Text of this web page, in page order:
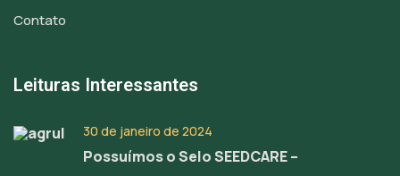
Contato
Leituras Interessantes
30 de janeiro de 2024
Possuímos o Selo SEEDCARE –